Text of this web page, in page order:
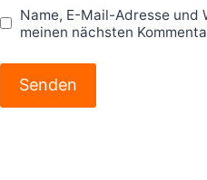
Name, E-Mail-Adresse und
meinen nächsten